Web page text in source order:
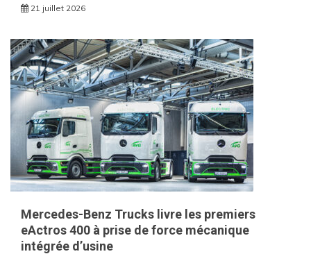
21 juillet 2026
Mercedes-Benz Trucks livre les premiers
eActros 400 à prise de force mécanique
intégrée d’usine